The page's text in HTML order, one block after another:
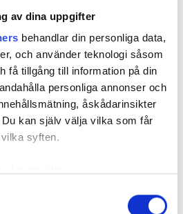
av dina uppgifter
behandlar din personliga data,
och använder teknologi såsom
få tillgång till information på din
personliga annonser och
åskådarinsikter
kan själv välja vilka som får
syften.
på upp till flera meter
att ”bevara sundhet och
Det kallas vårdplikt.
sammanfattas så att
att vid användningen av
ett sådant sätt att det inte
än vanligt och undvika att